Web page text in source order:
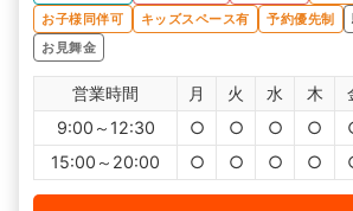
お子様同伴可
キッズスペース有 予約優先制
お見舞金
営業時間 月 火 水 木
9:00～12:30
○ ○ ○ ○
15:00～20:00
○ ○ ○ ○